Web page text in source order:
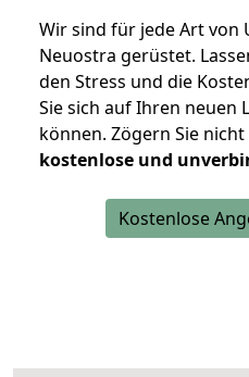
Wir sind für jede Art von
Neuostra gerüstet.
den Stress und die
Sie sich auf Ihren neuen
können. Zögern Sie
kostenlose und
Kostenlose